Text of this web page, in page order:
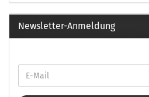
Newsletter-Anmeldung